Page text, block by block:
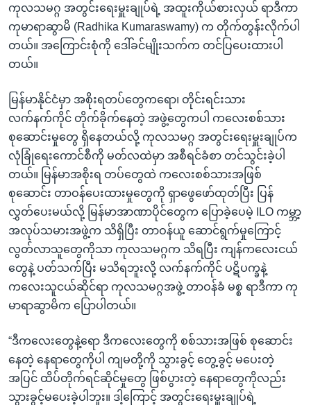
ညွန်း
စာမျက်နှာ
ကြည့်
ရန်
ရန်
နေရာ
ကျော်
ရန်
သုတပဒေသာ အင်္ဂလိပ်စာ
Learning English
ဗွီအိုအေ လူမှုကွန်ယက်များ
ဘာသာစကားများ
ကုလသမဂ္ဂ အတွင်းရေးမှူးချုပ်ရဲ့ အထူးကိုယ်စားလှယ် ရာဒီကာ
ကုမာရာဆွာမိ (Radhika Kumaraswamy) က တိုက်တွန်းလိုက်ပါ
တယ်။ အကြောင်းစုံကို ဒေါ်ခင်မျိုးသက်က တင်ပြပေးထားပါ
တယ်။
မြန်မာနိုင်ငံမှာ အစိုးရတပ်တွေကရော၊ တိုင်းရင်းသား
လက်နက်ကိုင် တိုက်ခိုက်နေတဲ့ အဖွဲ့တွေကပါ ကလေးစစ်သား
စုဆောင်းမှုတွေ ရှိနေတယ်လို့ ကုလသမဂ္ဂ အတွင်းရေးမှူးချုပ်က
လုံခြုံရေးကောင်စီကို မတ်လထဲမှာ အစီရင်ခံစာ တင်သွင်းခဲ့ပါ
တယ်။ မြန်မာအစိုးရ တပ်တွေထဲ ကလေးစစ်သားအဖြစ်
စုဆောင်း တာဝန်ပေးထားမှုတွေကို ရှာဖွေဖော်ထုတ်ပြီး ပြန်
လွှတ်ပေးမယ်လို့ မြန်မာအာဏာပိုင်တွေက ပြောခဲ့ပေမဲ့ ILO ကမ္ဘာ့
အလုပ်သမားအဖွဲ့က သိရှိပြီး တာဝန်ယူ ဆောင်ရွက်မှုကြောင့်
လွတ်လာသူတွေကိုသာ ကုလသမဂ္ဂက သိရပြီး ကျန်ကလေးငယ်
တွေနဲ့ ပတ်သက်ပြီး မသိရဘူးလို့ လက်နက်ကိုင် ပဋိပက္ခနဲ့
ကလေးသူငယ်ဆိုင်ရာ ကုလသမဂ္ဂအဖွဲ့ တာဝန်ခံ မစ္စ ရာဒီကာ ကု
မာရာဆွာမိက ပြောပါတယ်။
“ဒီကလေးတွေနဲ့ရော ဒီကလေးတွေကို စစ်သားအဖြစ် စုဆောင်း
နေတဲ့ နေရာတွေကိုပါ ကျမတို့ကို သွားခွင့် တွေ့ခွင့် မပေးတဲ့
အပြင် ထိပ်တိုက်ရင်ဆိုင်မှုတွေ ဖြစ်ပွားတဲ့ နေရာတွေကိုလည်း
သွားခွင့်မပေးခဲ့ပါဘူး။ ဒါ့ကြောင့် အတွင်းရေးမှူးချုပ်ရဲ့